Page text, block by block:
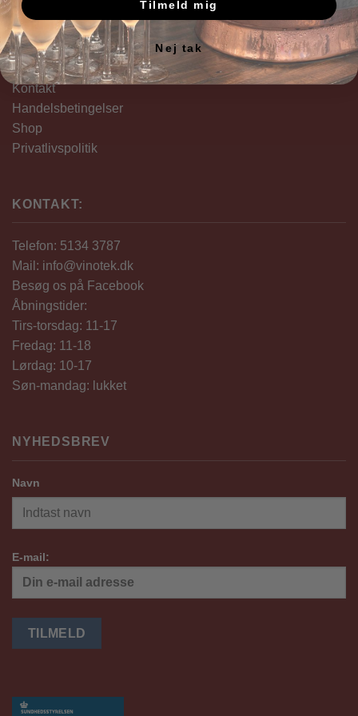
KUNDESERVICE
Om Havnens Vinotek
Kontakt
Handelsbetingelser
Shop
Privatlivspolitik
KONTAKT:
Telefon: 5134 3787
Mail: info@vinotek.dk
Besøg os på Facebook
Åbningstider:
Tirs-torsdag: 11-17
Fredag: 11-18
Lørdag: 10-17
Søn-mandag: lukket
NYHEDSBREV
Navn
E-mail:
Tilmeld mig
Nej tak